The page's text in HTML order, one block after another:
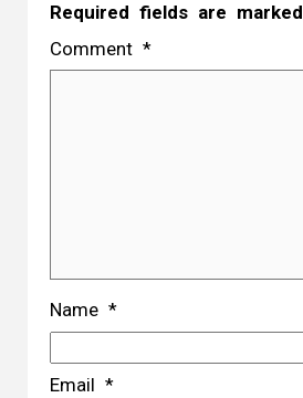
Required fields are marked
Comment *
Name *
Email *